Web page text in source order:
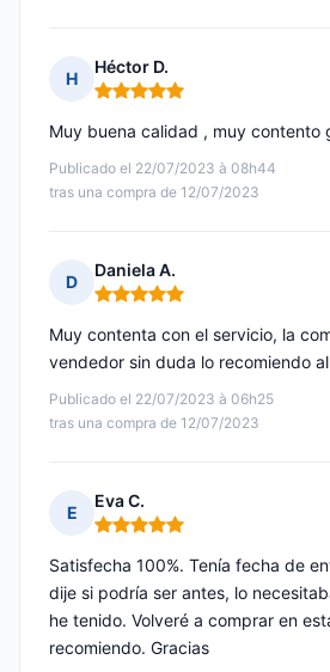
H
Héctor D.
Nota: 5 de 5
Publicado el 22/07/2023 à 08h44
tras una compra de 12/07/2023
Muy buena calidad , muy contento
D
Daniela A.
Nota: 5 de 5
Publicado el 22/07/2023 à 06h25
tras una compra de 12/07/2023
Muy contenta con el servicio, la
vendedor sin duda lo recomiendo
E
Eva C.
Nota: 5 de 5
Satisfecha 100%. Tenía fecha de
dije si podría ser antes, lo
he tenido. Volveré a comprar en
recomiendo. Gracias